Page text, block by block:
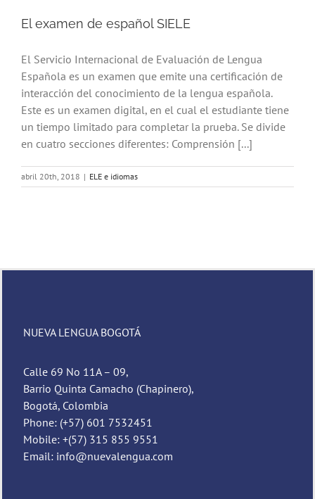
El examen de español SIELE
El Servicio Internacional de Evaluación de Lengua
Española es un examen que emite una certificación de
interacción del conocimiento de la lengua española.
Este es un examen digital, en el cual el estudiante tiene
un tiempo limitado para completar la prueba. Se divide
en cuatro secciones diferentes: Comprensión [...]
abril 20th, 2018 | ELE e idiomas
NUEVA LENGUA BOGOTÁ
Calle 69 No 11A – 09,
Barrio Quinta Camacho (Chapinero),
Bogotá, Colombia
Phone: (+57) 601 7532451
Mobile: +(57) 315 855 9551
Email: info@nuevalengua.com